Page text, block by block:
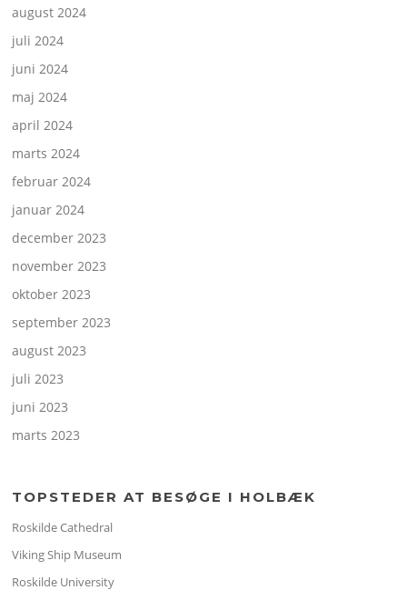
august 2024
juli 2024
juni 2024
maj 2024
april 2024
marts 2024
februar 2024
januar 2024
december 2023
november 2023
oktober 2023
september 2023
august 2023
juli 2023
juni 2023
marts 2023
TOPSTEDER AT BESØGE I HOLBÆK
Roskilde Cathedral
Viking Ship Museum
Roskilde University